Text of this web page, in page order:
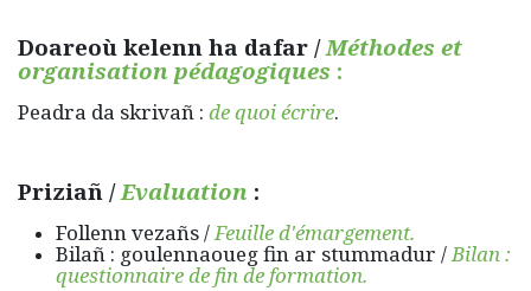
Doareoù kelenn ha dafar / Méthodes et
organisation pédagogiques :
Peadra da skrivañ : de quoi écrire.
Priziañ /Evaluation :
Follenn vezañs /Feuille d'émargement.
Bilañ : goulennaoueg fin ar stummadur /Bilan :
questionnaire de fin de formation.